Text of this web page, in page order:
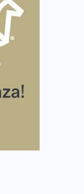
Maraton
wiedzieć
swój
też przy